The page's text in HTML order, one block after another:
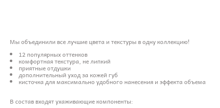
Мы объединили все лучшие цвета и текстуры в одну коллекцию!
12 популярных оттенков
комфортная текстура, не липкий
приятные отдушки
дополнительный уход за кожей губ
кисточка для максимально удобного нанесения и эффекта объема
В состав входят ухаживающие компоненты: